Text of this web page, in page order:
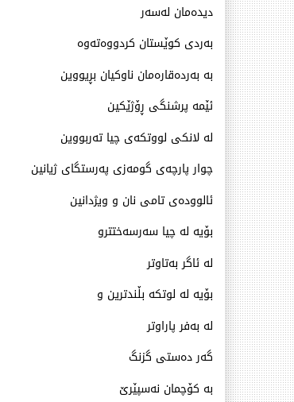
دیده‌مان له‌سه‌ر
به‌ردی كوێستان كردووه‌ته‌وه‌
به‌ به‌رده‌قاره‌مان ناوكیان بڕیووین
ئێمه‌ پرشنگی ڕۆژێكین
له‌ لانكی لووتكه‌ی چیا ته‌ربووین
چوار پارچه‌ی گومه‌زی په‌رستگای ژیانین
ئالووده‌ی تامی نان و ویژدانین
بۆیه‌ له‌ چیا سه‌رسه‌ختترو
له‌ ئاگر به‌تاوتر
بۆیه‌ له‌ لوتكه‌ بڵندترین و
له‌ به‌فر پاراوتر
گه‌ر ده‌ستی گزنگ
به‌ كۆچمان نه‌سپێرێ